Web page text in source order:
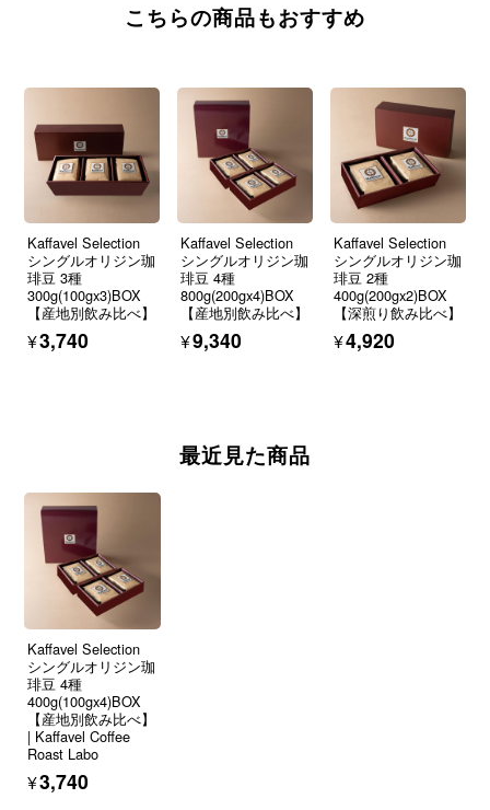
こちらの商品もおすすめ
Kaffavel Selection
シングルオリジン珈
琲豆 3種
300g(100gx3)BOX
【産地別飲み比べ】
¥3,740
Kaffavel Selection
シングルオリジン珈
琲豆 4種
800g(200gx4)BOX
【産地別飲み比べ】
¥9,340
Kaffavel Selection
シングルオリジン珈
琲豆 2種
400g(200gx2)BOX
【深煎り飲み比べ】
¥4,920
最近見た商品
Kaffavel Selection
シングルオリジン珈
琲豆 4種
400g(100gx4)BOX
【産地別飲み比べ】
| Kaffavel Coffee
Roast Labo
¥3,740